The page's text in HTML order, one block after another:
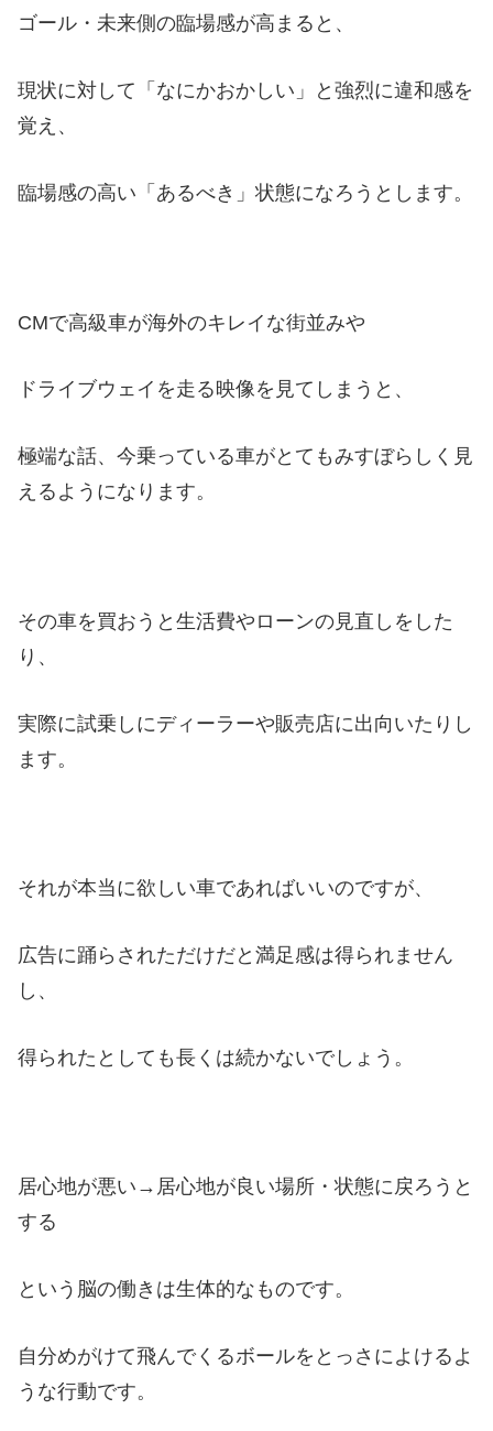
ゴール・未来側の臨場感が高まると、
現状に対して「なにかおかしい」と強烈に違和感を
覚え、
臨場感の高い「あるべき」状態になろうとします。
CMで高級車が海外のキレイな街並みや
ドライブウェイを走る映像を見てしまうと、
極端な話、今乗っている車がとてもみすぼらしく見
えるようになります。
その車を買おうと生活費やローンの見直しをした
り、
実際に試乗しにディーラーや販売店に出向いたりし
ます。
それが本当に欲しい車であればいいのですが、
広告に踊らされただけだと満足感は得られません
し、
得られたとしても長くは続かないでしょう。
居心地が悪い→居心地が良い場所・状態に戻ろうと
する
という脳の働きは生体的なものです。
自分めがけて飛んでくるボールをとっさによけるよ
うな行動です。